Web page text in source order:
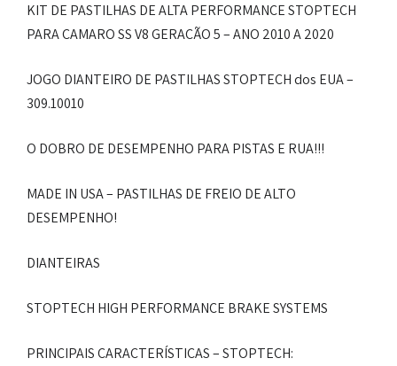
KIT DE PASTILHAS DE ALTA PERFORMANCE STOPTECH
PARA CAMARO SS V8 GERAÇÃO 5 – ANO 2010 A 2020
JOGO DIANTEIRO DE PASTILHAS STOPTECH dos EUA –
309.10010
O DOBRO DE DESEMPENHO PARA PISTAS E RUA!!!
MADE IN USA – PASTILHAS DE FREIO DE ALTO
DESEMPENHO!
DIANTEIRAS
STOPTECH HIGH PERFORMANCE BRAKE SYSTEMS
PRINCIPAIS CARACTERÍSTICAS – STOPTECH: